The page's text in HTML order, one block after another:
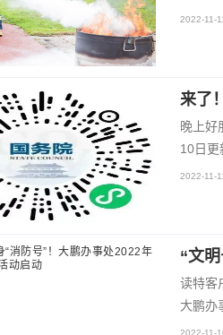
2022-11-
来了
晚上好
10日更
2022-11-
“文
读特客
大鹏办
2022-11-